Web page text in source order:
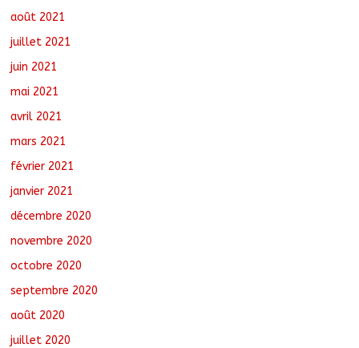
août 2021
juillet 2021
juin 2021
mai 2021
avril 2021
mars 2021
février 2021
janvier 2021
décembre 2020
novembre 2020
octobre 2020
septembre 2020
août 2020
juillet 2020